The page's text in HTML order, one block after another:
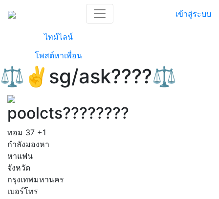
เข้าสู่ระบบ
ไทม์ไลน์
โพสต์หาเพื่อน
⚖️✌️sg/ask????⚖️
poolcts????????️
ทอม 37 +1
กำลังมองหา
หาแฟน
จังหวัด
กรุงเทพมหานคร
เบอร์โทร